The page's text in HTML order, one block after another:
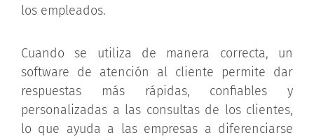
los empleados.
Cuando se utiliza de manera correcta, un
software de atención al cliente permite dar
respuestas más rápidas, confiables y
personalizadas a las consultas de los clientes,
lo que ayuda a las empresas a diferenciarse